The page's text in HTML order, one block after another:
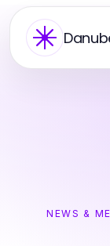
NEWS &